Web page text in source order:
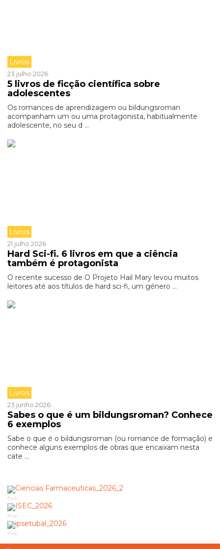
Livros
23 julho 2026
5 livros de ficção científica sobre
adolescentes
Os romances de aprendizagem ou bildungsroman
acompanham um ou uma protagonista, habitualmente
adolescente, no seu d ...
Livros
21 julho 2026
Hard Sci-fi. 6 livros em que a ciência
também é protagonista
O recente sucesso de O Projeto Hail Mary levou muitos
leitores até aos títulos de hard sci-fi, um género ...
Livros
23 junho 2026
Sabes o que é um bildungsroman? Conhece
6 exemplos
Sabe o que é o bildungsroman (ou romance de formação) e
conhece alguns exemplos de obras que encaixam nesta
cate ...
Pub
Pub
Pub